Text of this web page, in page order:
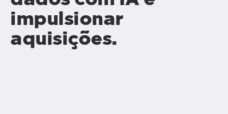
impulsionar
aquisições.